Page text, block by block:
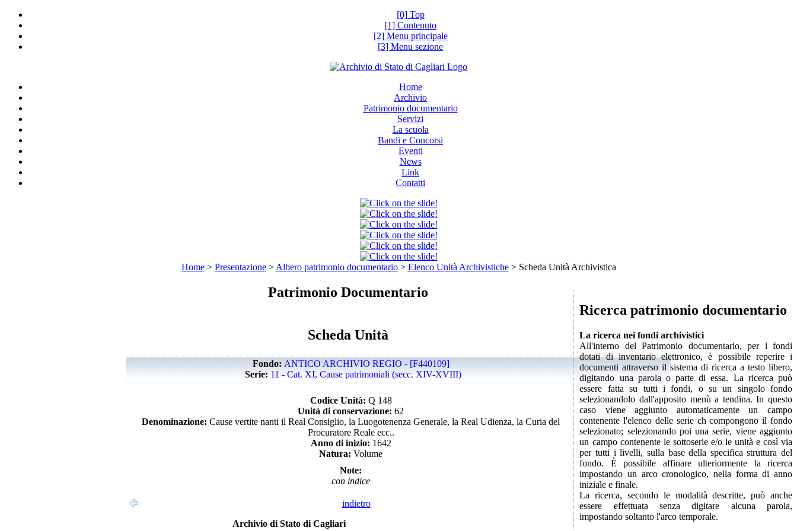
[0] Top
[1] Contenuto
[2] Menu principale
[3] Menu sezione
Home
Archivio
Patrimonio documentario
Servizi
La scuola
Bandi e Concorsi
Eventi
News
Link
Contatti
Home> Presentazione> Albero patrimonio documentario> Elenco Unità Archivistiche> Scheda Unità Archivistica
Ricerca patrimonio documentario
La ricerca nei fondi archivistici
All'interno del Patrimonio documentario, per i fondi
dotati di inventario elettronico, è possibile reperire i
documenti attraverso il sistema di ricerca a testo libero,
digitando una parola o parte di essa. La ricerca può
essere fatta su tutti i fondi, o su un singolo fondo
selezionandolo dall'apposito menù a tendina. In questo
caso viene aggiunto automaticamente un campo
contenente l'elenco delle serie ch compongono il fondo
selezionato; selezionando poi una serie, viene aggiunto
un campo contenente le sottoserie e/o le unità e così via
per tutti i livelli, sulla base della specifica struttura del
fondo. È possibile affinare ulteriormente la ricerca
impostando un arco cronologico, nella forma di anno
iniziale e finale.
La ricerca, secondo le modalità descritte, può anche
essere effettuata senza digitare alcuna parola,
impostando soltanto l'arco temporale.
Patrimonio Documentario
Scheda Unità
Fondo: ANTICO ARCHIVIO REGIO - [F440109]
Serie: 11 - Cat. XI, Cause patrimoniali (secc. XIV-XVIII)
Codice Unità: Q 148
Unità di conservazione: 62
Denominazione: Cause vertite nanti il Real Consiglio, la Luogotenenza Generale, la Real Udienza, la Curia del
Procuratore Reale ecc..
Anno di inizio: 1642
Natura: Volume
Note:
con indice
indietro
Archivio di Stato di Cagliari